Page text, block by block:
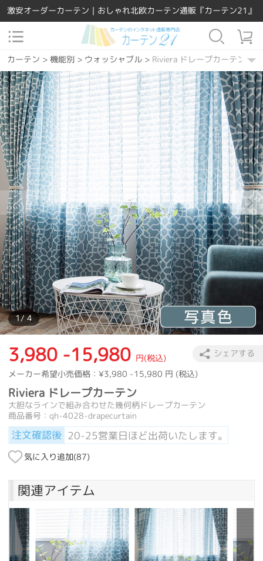
激安オーダーカーテン｜おしゃれ北欧カーテン通販『カーテン21』
カーテン > 機能別> ウォッシャブル> Riviera ドレープカーテン
カーテン>素材>ポリエステル >Riviera ドレープカーテン
カーテン>場所で選ぶ>リビング>Riviera ドレープカーテン
カーテン>機能別> 遮熱保温>Riviera ドレープカーテン
カーテン>カーテンの種類 >ドレープカーテン>Riviera ドレープ
カーテン>場所で選ぶ ダイニング・キッチン>Riviera ドレープ
カーテン>柄>その他
Riviera ドレープカーテン
カーテン>素材 > 天然素材 >Riviera ドレープカーテン
カーテン>柄 > 幾何学模様 > Riviera ドレープカーテン
カーテン>デザインテイスト > 洋風
Riviera ドレープカーテン
カーテン>デザインテイスト>モダン>Riviera ドレープカーテン
1/ 4
3,980 -15,980 円(税込)
メーカー希望小売価格：¥3,980 -15,980 円 (税込)
Riviera ドレープカーテン
大胆なラインで組み合わせた幾何柄ドレープカーテン
商品番号：qh-4028-drapecurtain
注文確認後 20-25営業日ほど出荷いたします。
気に入り追加(87)
シェアする
関連アイテム